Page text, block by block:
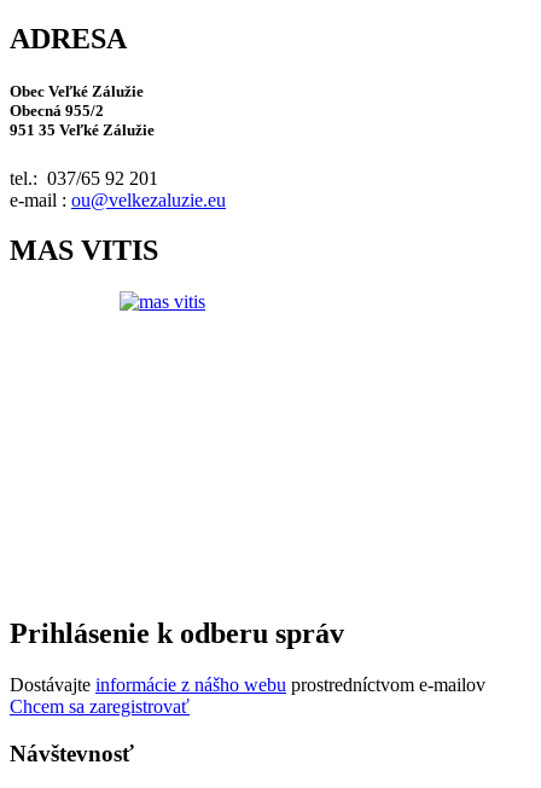
ADRESA
Obec Veľké Zálužie
Obecná 955/2
951 35 Veľké Zálužie
tel.: 037/65 92 201
e-mail : ou@velkezaluzie.eu
MAS VITIS
Prihlásenie k odberu správ
Dostávajte informácie z nášho webu prostredníctvom e-mailov
Chcem sa zaregistrovať
Návštevnosť